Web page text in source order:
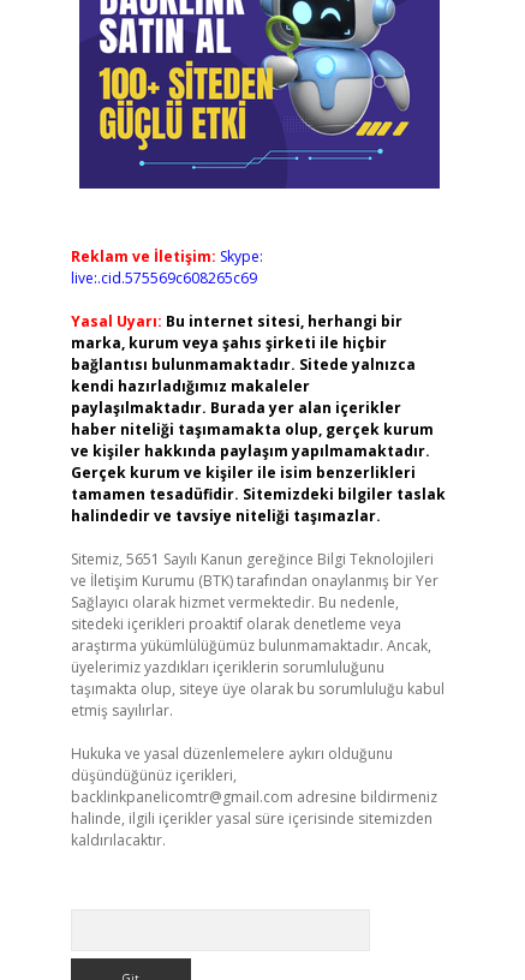
Reklam ve İletişim: Skype:
live:.cid.575569c608265c69
Yasal Uyarı: Bu internet sitesi, herhangi bir
marka, kurum veya şahıs şirketi ile hiçbir
bağlantısı bulunmamaktadır. Sitede yalnızca
kendi hazırladığımız makaleler
paylaşılmaktadır. Burada yer alan içerikler
haber niteliği taşımamakta olup, gerçek kurum
ve kişiler hakkında paylaşım yapılmamaktadır.
Gerçek kurum ve kişiler ile isim benzerlikleri
tamamen tesadüfidir. Sitemizdeki bilgiler taslak
halindedir ve tavsiye niteliği taşımazlar.
Sitemiz, 5651 Sayılı Kanun gereğince Bilgi Teknolojileri
ve İletişim Kurumu (BTK) tarafından onaylanmış bir Yer
Sağlayıcı olarak hizmet vermektedir. Bu nedenle,
sitedeki içerikleri proaktif olarak denetleme veya
araştırma yükümlülüğümüz bulunmamaktadır. Ancak,
üyelerimiz yazdıkları içeriklerin sorumluluğunu
taşımakta olup, siteye üye olarak bu sorumluluğu kabul
etmiş sayılırlar.
Hukuka ve yasal düzenlemelere aykırı olduğunu
düşündüğünüz içerikleri,
backlinkpanelicomtr@gmail.com adresine bildirmeniz
halinde, ilgili içerikler yasal süre içerisinde sitemizden
kaldırılacaktır.